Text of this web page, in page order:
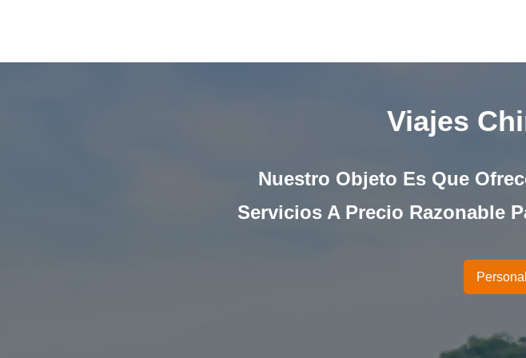
Nuestro Objeto Es Que
Servicios A Precio Razonable
Viajes